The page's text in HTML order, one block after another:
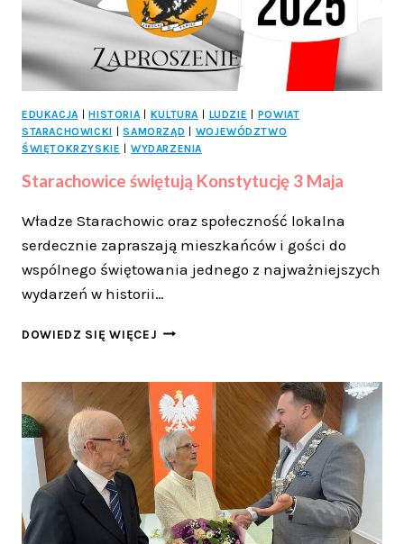
INSTYTUCJI
EDUKACJA | HISTORIA | KULTURA | LUDZIE | POWIAT
STARACHOWICKI | SAMORZĄD | WOJEWÓDZTWO
ŚWIĘTOKRZYSKIE | WYDARZENIA
Starachowice świętują Konstytucję 3 Maja
Władze Starachowic oraz społeczność lokalna
serdecznie zapraszają mieszkańców i gości do
wspólnego świętowania jednego z najważniejszych
wydarzeń w historii…
DOWIEDZ SIĘ WIĘCEJ STARACHOWICE
3
MAJA